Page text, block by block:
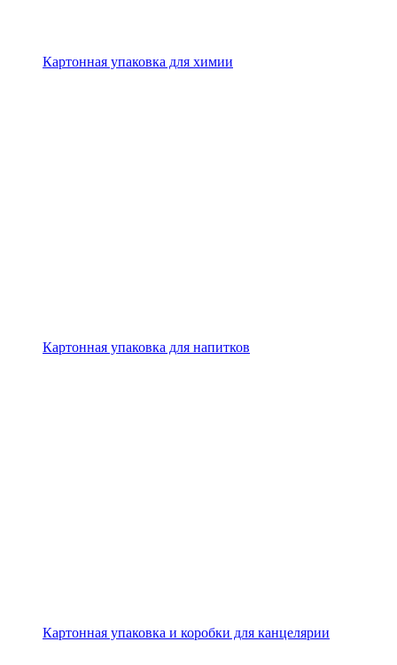
Картонная упаковка для химии
Картонная упаковка для напитков
Картонная упаковка и коробки для канцелярии